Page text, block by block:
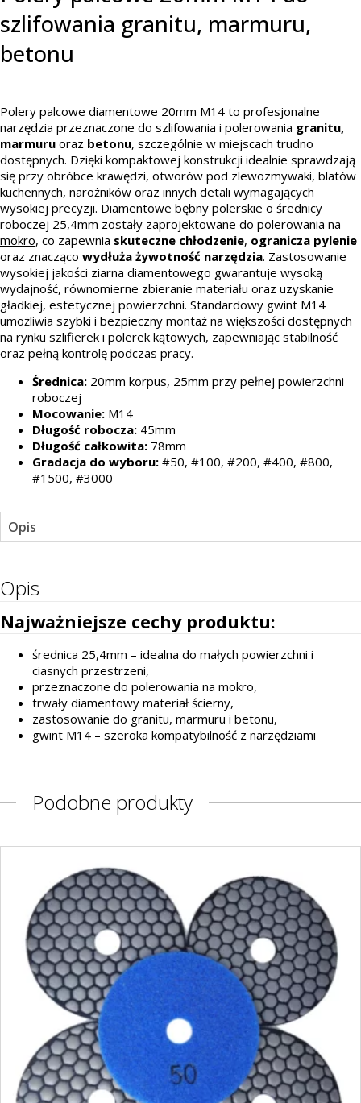
szlifowania granitu, marmuru,
betonu
Polery palcowe diamentowe 20mm M14 to profesjonalne
narzędzia przeznaczone do szlifowania i polerowania granitu,
marmuru oraz betonu, szczególnie w miejscach trudno
dostępnych. Dzięki kompaktowej konstrukcji idealnie sprawdzają
się przy obróbce krawędzi, otworów pod zlewozmywaki, blatów
kuchennych, narożników oraz innych detali wymagających
wysokiej precyzji. Diamentowe bębny polerskie o średnicy
roboczej 25,4mm zostały zaprojektowane do polerowania na
mokro, co zapewnia skuteczne chłodzenie, ogranicza pylenie
oraz znacząco wydłuża żywotność narzędzia. Zastosowanie
wysokiej jakości ziarna diamentowego gwarantuje wysoką
wydajność, równomierne zbieranie materiału oraz uzyskanie
gładkiej, estetycznej powierzchni. Standardowy gwint M14
umożliwia szybki i bezpieczny montaż na większości dostępnych
na rynku szlifierek i polerek kątowych, zapewniając stabilność
oraz pełną kontrolę podczas pracy.
Średnica: 20mm korpus, 25mm przy pełnej powierzchni
roboczej
Mocowanie: M14
Długość robocza: 45mm
Długość całkowita: 78mm
Gradacja do wyboru: #50, #100, #200, #400, #800,
#1500, #3000
Opis
Opis
Najważniejsze cechy produktu:
średnica 25,4mm – idealna do małych powierzchni i
ciasnych przestrzeni,
przeznaczone do polerowania na mokro,
trwały diamentowy materiał ścierny,
zastosowanie do granitu, marmuru i betonu,
gwint M14 – szeroka kompatybilność z narzędziami
Podobne produkty